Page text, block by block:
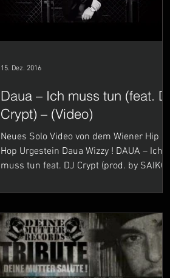
Daua – Ich muss tun (feat. DJ
Crypt) – (Video)
Neues Solo Video von dem Wiener Hip
Hop Urgestein Daua Wizzy ! DAUA – Ich
muss tun feat. DJ Crypt (prod. by SAIKO)
15. Dez. 2016